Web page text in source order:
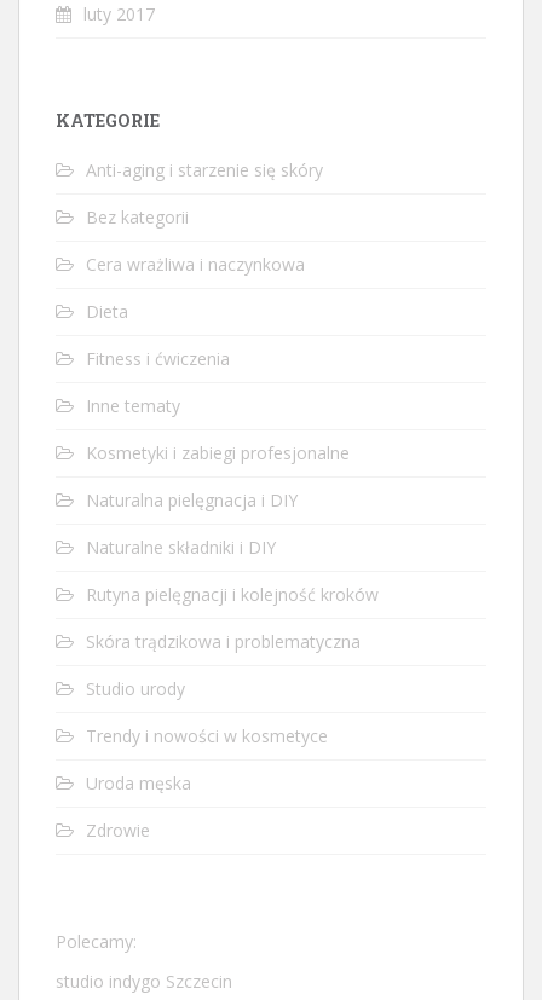
luty 2017
KATEGORIE
Anti-aging i starzenie się skóry
Bez kategorii
Cera wrażliwa i naczynkowa
Dieta
Fitness i ćwiczenia
Inne tematy
Kosmetyki i zabiegi profesjonalne
Naturalna pielęgnacja i DIY
Naturalne składniki i DIY
Rutyna pielęgnacji i kolejność kroków
Skóra trądzikowa i problematyczna
Studio urody
Trendy i nowości w kosmetyce
Uroda męska
Zdrowie
Polecamy:
studio indygo Szczecin